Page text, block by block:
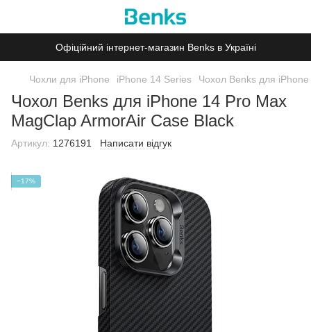
Офіційний інтернет-магазин Benks в Україні
Чохли для iPhone iPhone 14 Series Чохол Benks для
Чохол Benks для iPhone 14 Pro Max
MagClap ArmorAir Case Black
Артикул: 1276191 Написати відгук
−17%